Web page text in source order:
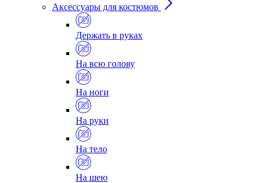
Аксессуары для костюмов
Держать в руках
На всю голову
На ноги
На руки
На тело
На шею